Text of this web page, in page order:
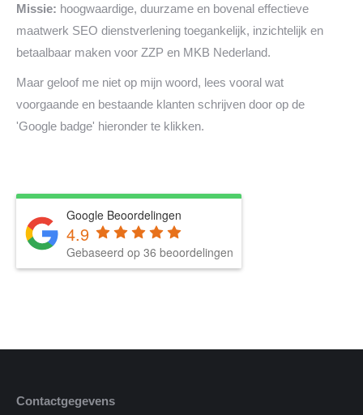
Missie: hoogwaardige, duurzame en bovenal effectieve
maatwerk SEO dienstverlening toegankelijk, inzichtelijk en
betaalbaar maken voor ZZP en MKB Nederland.
Maar geloof me niet op mijn woord, lees vooral wat
voorgaande en bestaande klanten schrijven door op de
'Google badge' hieronder te klikken.
Google Beoordelingen
4.9
Gebaseerd op 36 beoordelingen
Contactgegevens